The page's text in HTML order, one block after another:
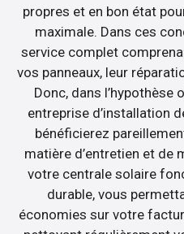
propres et en bon état
maximale. Dans ces
service complet
vos panneaux, leur
Donc, dans l’hypothèse
entreprise d’installation
bénéficierez
matière d’entretien et de
votre centrale solaire
durable, vous
économies sur votre